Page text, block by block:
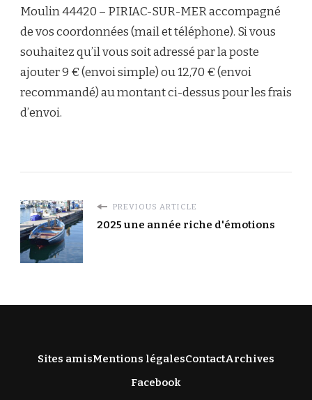
Moulin 44420 – PIRIAC-SUR-MER accompagné
de vos coordonnées (mail et téléphone). Si vous
souhaitez qu’il vous soit adressé par la poste
ajouter 9 € (envoi simple) ou 12,70 € (envoi
recommandé) au montant ci-dessus pour les frais
d’envoi.
PREVIOUS ARTICLE
2025 une année riche d'émotions
Sites amisMentions légalesContactArchives
Facebook